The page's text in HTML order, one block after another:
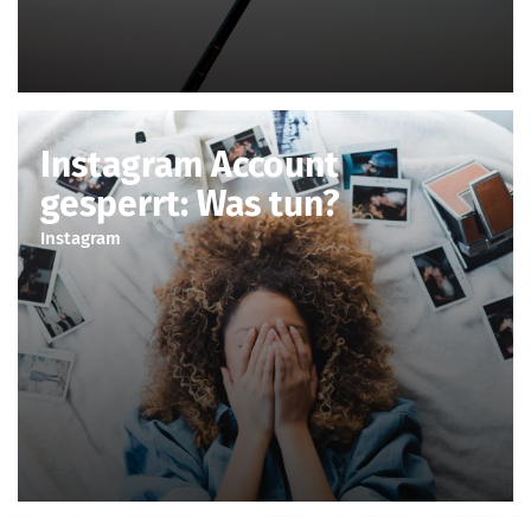
Instagram Account
gesperrt: Was tun?
Instagram